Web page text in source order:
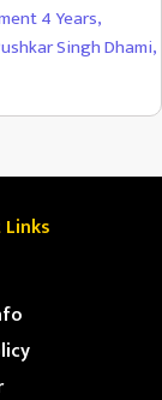
4 Years,
Singh Dhami,